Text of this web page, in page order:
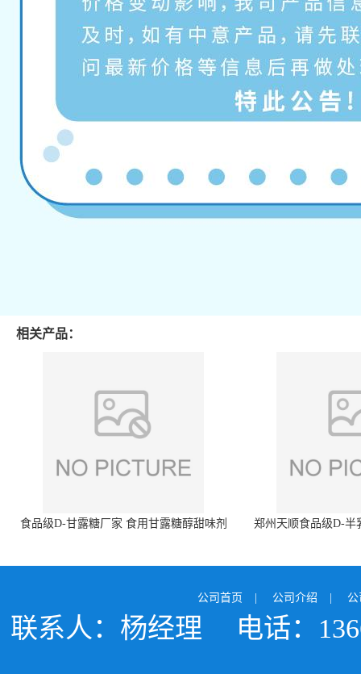
相关产品：
食品级D-甘露糖厂家 食用甘露糖醇甜味剂
郑州天顺食品级D-半
公司首页 | 公司介绍 |
联系人：杨经理 电话：